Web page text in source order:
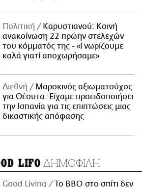
Πολιτική
Καρυστιανού: Κοινή
ανακοίνωση 22 πρώην στελεχών
του κόμματός της - «Γνωρίζουμε
καλά γιατί αποχωρήσαμε»
Διεθνή
Μαροκινός αξιωματούχος
για Θέουτα: Είχαμε προειδοποιήσει
την Ισπανία για τις επιπτώσεις μιας
δικαστικής απόφασης
LIFO ΔΗΜΟΦΙΛΗ
Good Living
Το BBQ στο σπίτι δεν